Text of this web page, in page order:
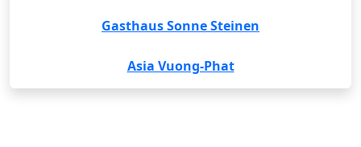
Gasthaus Sonne Steinen
Asia Vuong-Phat